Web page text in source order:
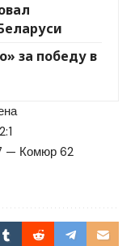
за победу в
— Комюр 62